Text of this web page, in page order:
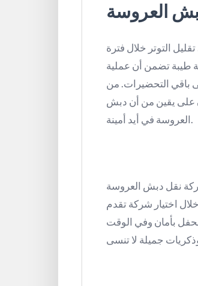
العروسة
التوتر خلال فترة
طيبة تضمن أن عملية
باقي التحضيرات. من
على يقين من أن دبش
العروسة في أيد أمينة.
نقل دبش العروسة
اختيار شركة تقدم
بأمان وفي الوقت